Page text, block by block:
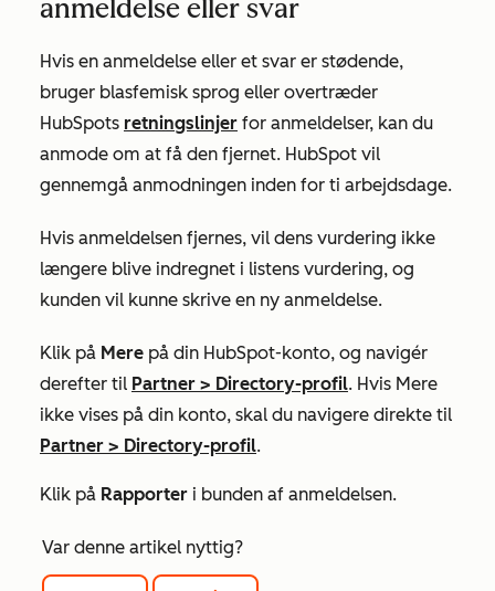
anmeldelse eller svar
Hvis en anmeldelse eller et svar er stødende,
bruger blasfemisk sprog eller overtræder
HubSpots retningslinjer for anmeldelser, kan du
anmode om at få den fjernet. HubSpot vil
gennemgå anmodningen inden for ti arbejdsdage.
Hvis anmeldelsen fjernes, vil dens vurdering ikke
længere blive indregnet i listens vurdering, og
kunden vil kunne skrive en ny anmeldelse.
Klik på Mere på din HubSpot-konto, og navigér
derefter til Partner > Directory-profil. Hvis Mere
ikke vises på din konto, skal du navigere direkte til
Partner > Directory-profil.
Klik på Rapporter i bunden af anmeldelsen.
Var denne artikel nyttig?